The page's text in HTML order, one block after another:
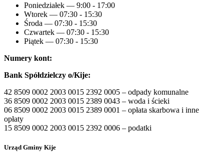
Poniedziałek — 9:00 - 17:00
Wtorek — 07:30 - 15:30
Środa — 07:30 - 15:30
Czwartek — 07:30 - 15:30
Piątek — 07:30 - 15:30
Numery kont:
Bank Spółdzielczy o/Kije:
42 8509 0002 2003 0015 2392 0005 – odpady komunalne
36 8509 0002 2003 0015 2389 0043 – woda i ścieki
06 8509 0002 2003 0015 2389 0001 – opłata skarbowa i inne
opłaty
15 8509 0002 2003 0015 2392 0006 – podatki
Urząd Gminy Kije